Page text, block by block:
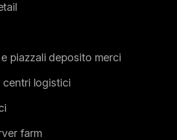
piazzali deposito merci
logistici
farm